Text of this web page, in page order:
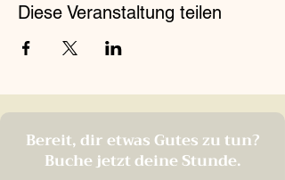
Diese Veranstaltung teilen
Bereit, dir etwas Gutes zu tun?
Buche jetzt deine Stunde.